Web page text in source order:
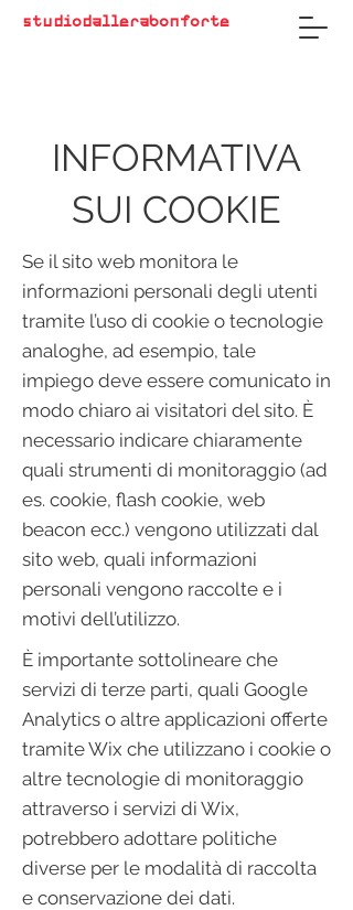
studiodallerabonforte
INFORMATIVA
SUI COOKIE
Se il sito web monitora le
informazioni personali degli utenti
tramite l’uso di cookie o tecnologie
analoghe, ad esempio, tale
impiego deve essere comunicato in
modo chiaro ai visitatori del sito. È
necessario indicare chiaramente
quali strumenti di monitoraggio (ad
es. cookie, flash cookie, web
beacon ecc.) vengono utilizzati dal
sito web, quali informazioni
personali vengono raccolte e i
motivi dell’utilizzo.
È importante sottolineare che
servizi di terze parti, quali Google
Analytics o altre applicazioni offerte
tramite Wix che utilizzano i cookie o
altre tecnologie di monitoraggio
attraverso i servizi di Wix,
potrebbero adottare politiche
diverse per le modalità di raccolta
e conservazione dei dati.